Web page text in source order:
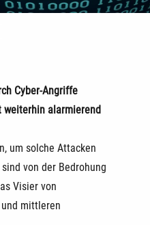
Cyber-Angriffe
weiterhin alarmierend
um solche Attacken
von der Bedrohung
Visier von
mittleren